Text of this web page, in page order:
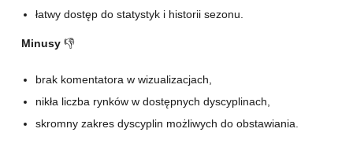
łatwy dostęp do statystyk i historii sezonu.
Minusy 👎
brak komentatora w wizualizacjach,
nikła liczba rynków w dostępnych dyscyplinach,
skromny zakres dyscyplin możliwych do obstawiania.